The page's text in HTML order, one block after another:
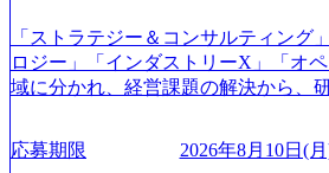
m/@leveragesCh) レバレジーズで活
管理職種編 〜 (https://
UI) レバレジーズで活躍するメンバ
来黒字を維持し、急成長中でありな
「ストラテジー＆コンサルティング
ロジー」「インダストリーX」「オ
域に分かれ、経営課題の解決から、
グ領域からその実行的側面であるIT
貫して支援する総合系・IT系ファー
応募期限
2026年8月10日(